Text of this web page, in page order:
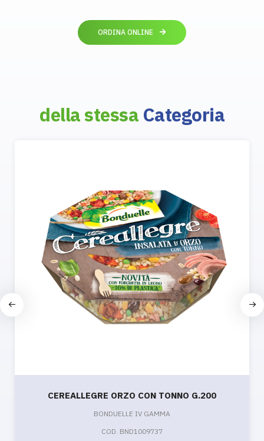
ORDINA ONLINE
della stessa Categoria
CEREALLEGRE ORZO CON TONNO G.200
BONDUELLE IV GAMMA
COD. BND1009737